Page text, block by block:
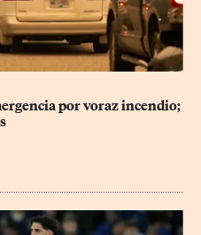
por voraz incendio;